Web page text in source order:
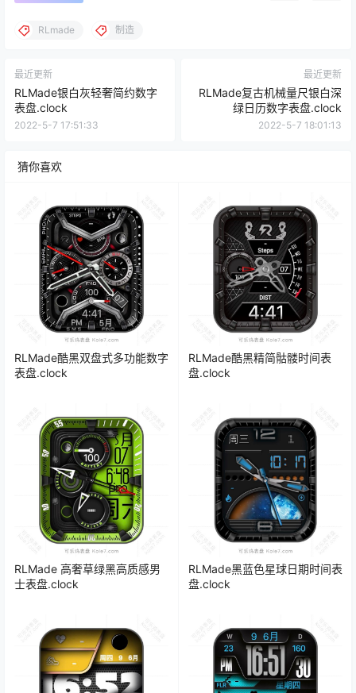
RLmade 制造
最近更新
RLMade银白灰轻奢简约数字
表盘.clock
2022-5-7 17:51:33
最近更新
RLMade复古机械量尺银白深
绿日历数字表盘.clock
2022-5-7 18:01:13
猜你喜欢
RLMade酷黑双盘式多功能数字
表盘.clock
RLMade酷黑精简骷髅时间表
盘.clock
RLMade 高奢草绿黑高质感男
士表盘.clock
RLMade黑蓝色星球日期时间表
盘.clock